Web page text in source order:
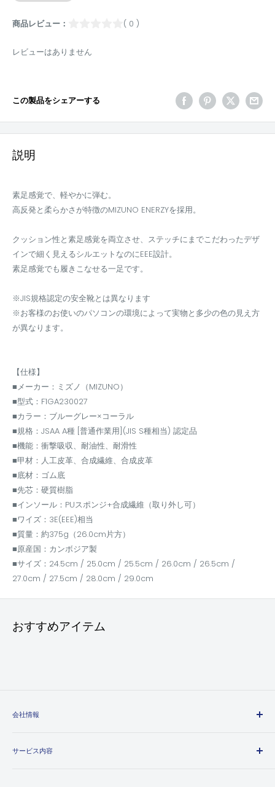
商品レビュー： ( 0 )
レビューはありません
この製品をシェアーする
説明
素足感覚で、軽やかに弾む。
高反発と柔らかさが特徴のMIZUNO ENERZYを採用。
クッション性と素足感覚を両立させ、ステッチにまでこだわったデザ
インで細く見えるシルエットなのにEEE設計。
素足感覚でも履きこなせる一足です。
※JIS規格認定の安全靴とは異なります
※お客様のお使いのパソコンの環境によって実物と多少の色の見え方
が異なります。
【仕様】
■メーカー：ミズノ（MIZUNO）
■型式：F1GA230027
■カラー：ブルーグレー×コーラル
■規格：JSAA A種 [普通作業用](JIS S種相当) 認定品
■機能：衝撃吸収、耐油性、耐滑性
■甲材：人工皮革、合成繊維、合成皮革
■底材：ゴム底
■先芯：硬質樹脂
■インソール：PUスポンジ+合成繊維（取り外し可）
■ワイズ：3E(EEE)相当
■質量：約375g（26.0cm片方）
■原産国：カンボジア製
■サイズ：24.5cm / 25.0cm / 25.5cm / 26.0cm / 26.5cm /
27.0cm / 27.5cm / 28.0cm / 29.0cm
おすすめアイテム
会社情報
会社概要
サービス内容